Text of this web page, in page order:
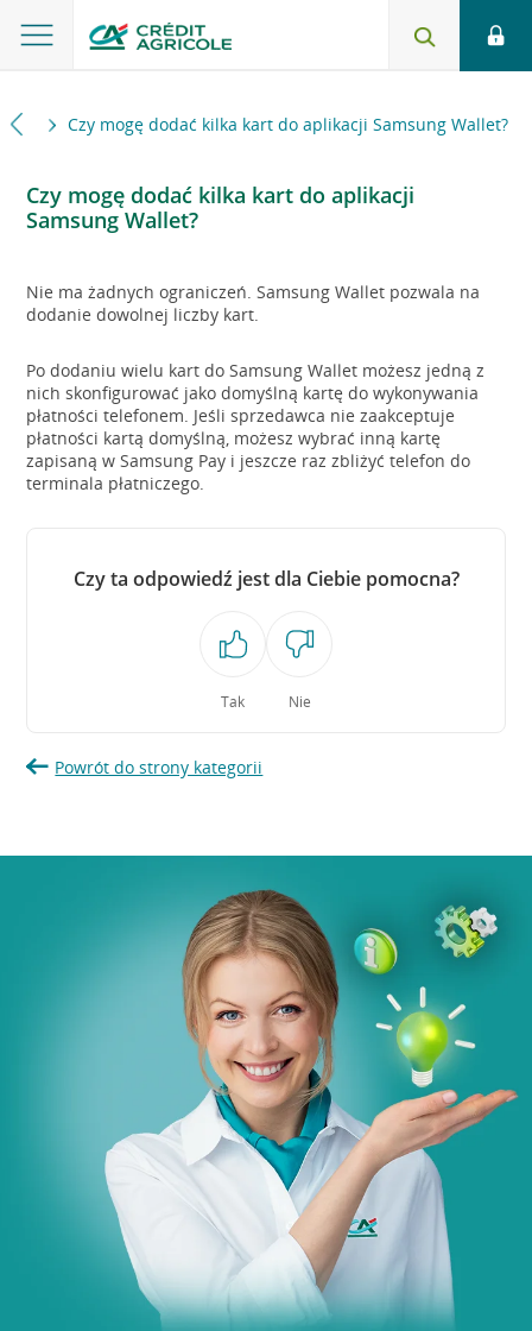
Czy mogę dodać kilka kart do aplikacji Samsung Wallet?
Czy mogę dodać kilka kart do aplikacji
Samsung Wallet?
Nie ma żadnych ograniczeń. Samsung Wallet pozwala na
dodanie dowolnej liczby kart.
Po dodaniu wielu kart do Samsung Wallet możesz jedną z
nich skonfigurować jako domyślną kartę do wykonywania
płatności telefonem. Jeśli sprzedawca nie zaakceptuje
płatności kartą domyślną, możesz wybrać inną kartę
zapisaną w Samsung Pay i jeszcze raz zbliżyć telefon do
terminala płatniczego.
Czy ta odpowiedź jest dla Ciebie pomocna?
Tak Nie
Powrót do strony kategorii